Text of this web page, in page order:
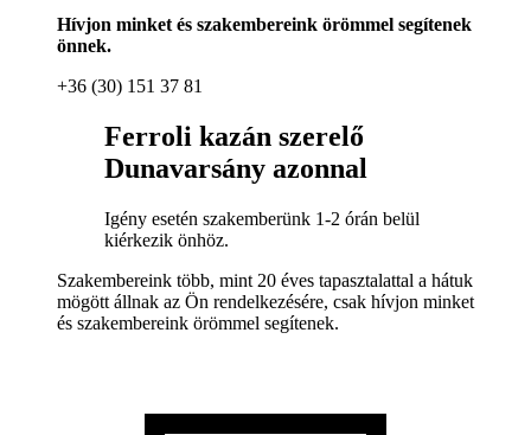
Hívjon minket és szakembereink örömmel segítenek
önnek.
+36 (30) 151 37 81
Ferroli kazán szerelő
Dunavarsány azonnal
Igény esetén szakemberünk 1-2 órán belül
kiérkezik önhöz.
Szakembereink több, mint 20 éves tapasztalattal a hátuk
mögött állnak az Ön rendelkezésére, csak hívjon minket
és szakembereink örömmel segítenek.